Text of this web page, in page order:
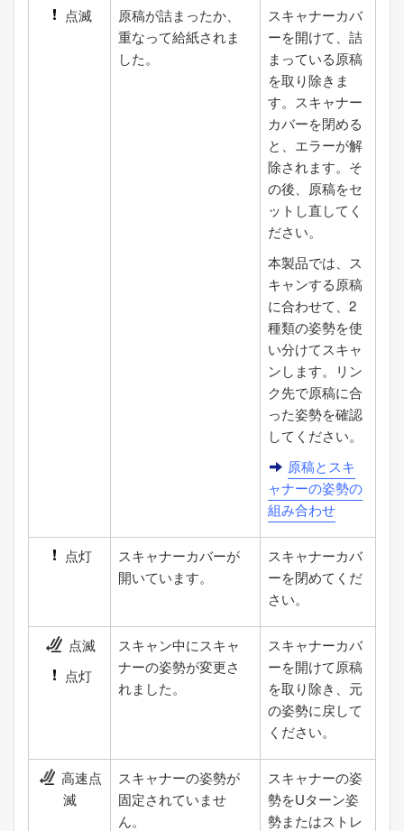
点滅
原稿が詰まったか、
重なって給紙されま
した。
スキャナーカバ
ーを開けて、詰
まっている原稿
を取り除きま
す。スキャナー
カバーを閉める
と、エラーが解
除されます。そ
の後、原稿をセ
ットし直してく
ださい。
本製品では、ス
キャンする原稿
に合わせて、2
種類の姿勢を使
い分けてスキャ
ンします。リン
ク先で原稿に合
った姿勢を確認
してください。
原稿とスキ
ャナーの姿勢の
組み合わせ
点灯
スキャナーカバーが
開いています。
スキャナーカバ
ーを閉めてくだ
さい。
点滅
点灯
スキャン中にスキャ
ナーの姿勢が変更さ
れました。
スキャナーカバ
ーを開けて原稿
を取り除き、元
の姿勢に戻して
ください。
高速点
滅
スキャナーの姿勢が
固定されていませ
ん。
スキャナーの姿
勢をUターン姿
勢またはストレ